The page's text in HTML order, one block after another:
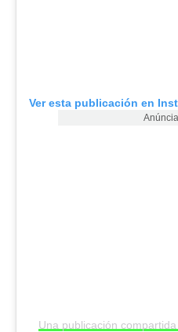
Ver esta publicación en
Una publicación